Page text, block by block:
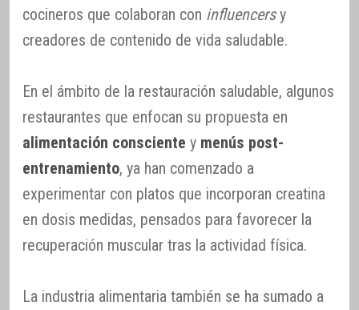
cocineros que colaboran con influencersy
creadores de contenido de vida saludable.
En el ámbito de la restauración saludable, algunos
restaurantes que enfocan su propuesta en
alimentación consciente y menús post-
entrenamiento, ya han comenzado a
experimentar con platos que incorporan creatina
en dosis medidas, pensados para favorecer la
recuperación muscular tras la actividad física.
La industria alimentaria también se ha sumado a